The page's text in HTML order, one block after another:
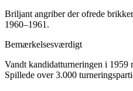
Briljant angriber der ofrede
1960–1961.
Bemærkelsesværdigt
Vandt kandidatturneringen i 1959
Spillede over 3.000